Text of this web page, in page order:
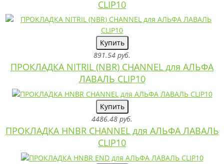
CLIP10
Купить
891.54 руб.
ПРОКЛАДКА NITRIL (NBR) CHANNEL для АЛЬФА
ЛАВАЛЬ CLIP10
Купить
4486.48 руб.
ПРОКЛАДКА HNBR CHANNEL для АЛЬФА ЛАВАЛЬ
CLIP10